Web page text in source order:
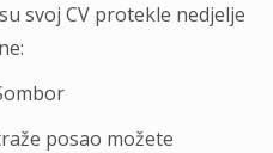
svoj CV protekle nedjelje
posao možete